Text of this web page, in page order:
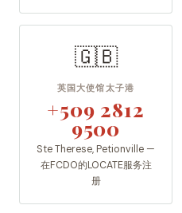
🇬🇧
英国大使馆太子港
+509 2812
9500
Ste Therese, Petionville —
在FCDO的LOCATE服务注
册